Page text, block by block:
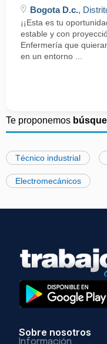
Bogota D.c.,
¡¡Esta es tu
estable y con
Enfermería que
en un entorno ...
Te proponemos
Técnico industrial
Electromecánicos
Sobre nosotros
Información